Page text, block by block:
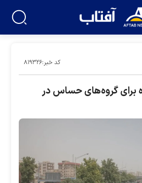
کد خبر:۸۱۹۳۲۶
برای گروه‌های حساس در